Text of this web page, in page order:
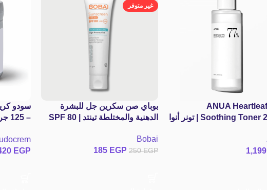
ANUA
Soothing Toner 250ml | تونر أنوا
المتهيجّة وعلاج الحبوب
1,199
غير متوفر
بوباي صن سكرين جل للبشرة
الدهنية والمختلطة تينتد | SPF 80
Bobai
250EGP
185 EGP
سودو
EGP